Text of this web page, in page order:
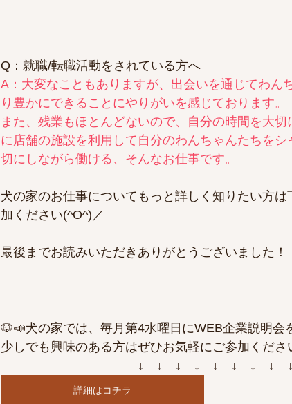
Q：就職/転職活動をされている方へ​
A：大変なこともありますが、出会いを通じてわん
り豊かにできることにやりがいを感じております。​
また、残業もほとんどないので、自分の時間を大
に店舗の施設を利用して自分のわんちゃんたちを
切にしながら働ける、そんなお仕事です。
犬の家のお仕事についてもっと詳しく知りたい方
加ください(^O^)／
最後までお読みいただきありがとうございました！
🐶📣犬の家では、毎月第4水曜日にWEB企業説明会
少しでも興味のある方はぜひお気軽にご参加くださ
↓　↓　↓　↓　↓　↓　↓　↓　↓
詳細はコチラ